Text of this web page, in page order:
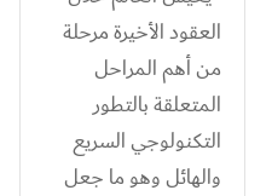
العقود الأخيرة مرحلة
من أهم المراحل
المتعلقة بالتطور
التكنولوجي السريع
والهائل وهو ما جعل